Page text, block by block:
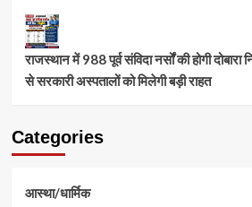
राजस्थान में 988 पूर्व संविदा नर्सों की होगी दोबारा
से सरकारी अस्पतालों को मिलेगी बड़ी राहत
Categories
आस्था/धार्मिक